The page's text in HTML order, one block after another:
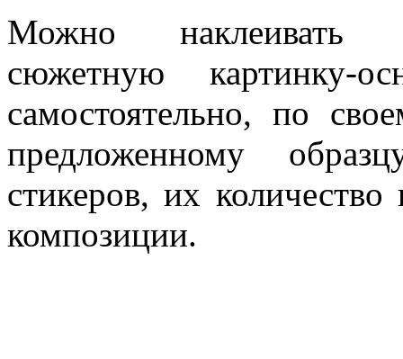
Можно наклеивать
сюжетную картинку-
самостоятельно, по
предложенному
стикеров, их
композиции.